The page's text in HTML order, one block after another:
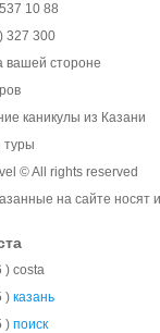
10 88
327 300
вашей стороне
каникулы из Казани
туры
© All rights reserved
на сайте носят
) costa
) казань
) поиск